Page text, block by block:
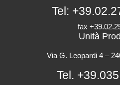
Tel:
fax
Unità
Via G. Leopardi 4 –
Tel.